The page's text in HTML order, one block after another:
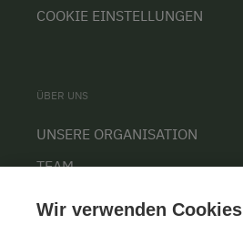
COOKIE EINSTELLUNGEN
ÜBER UNS
UNSERE ORGANISATION
TEAM
Wir verwenden Cookies